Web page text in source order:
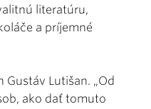
literatúru,
a príjemné
Lutišan. „Od
ako dať tomuto